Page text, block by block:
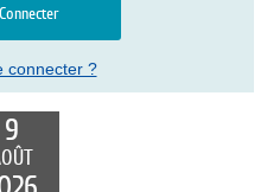
connecter ?
9